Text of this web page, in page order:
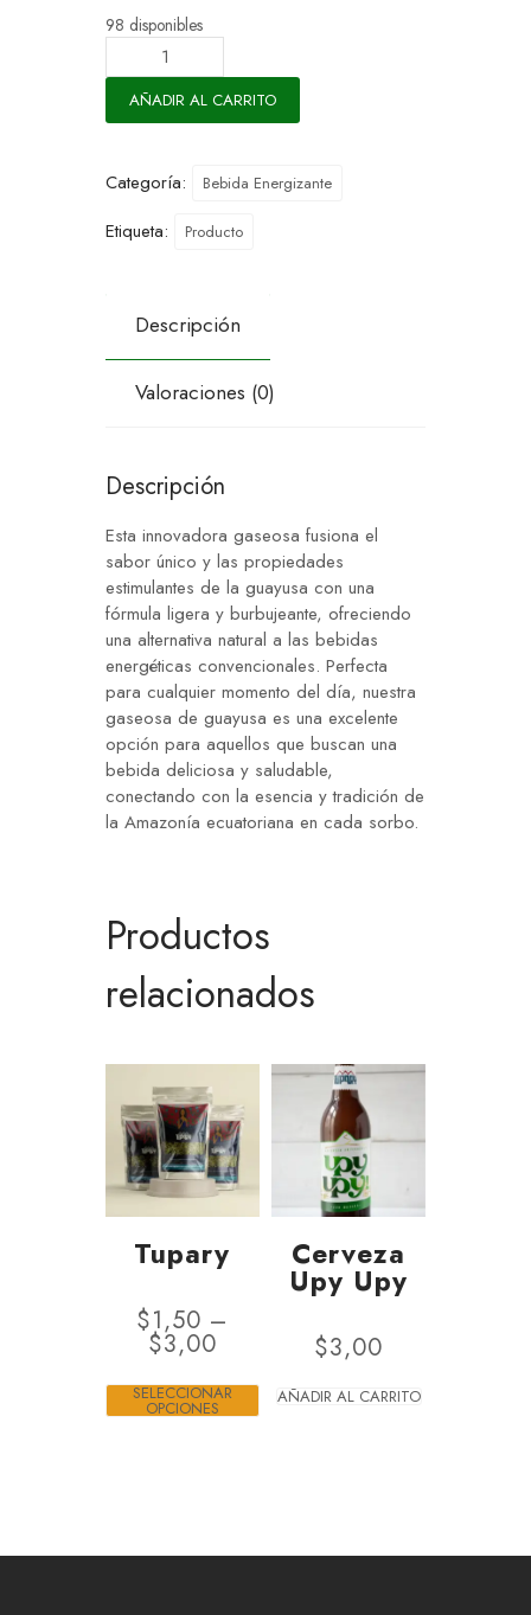
98 disponibles
AÑADIR AL CARRITO
Categoría: Bebida Energizante
Etiqueta: Producto
Descripción
Valoraciones (0)
Descripción
Esta innovadora gaseosa fusiona el
sabor único y las propiedades
estimulantes de la guayusa con una
fórmula ligera y burbujeante, ofreciendo
una alternativa natural a las bebidas
energéticas convencionales. Perfecta
para cualquier momento del día, nuestra
gaseosa de guayusa es una excelente
opción para aquellos que buscan una
bebida deliciosa y saludable,
conectando con la esencia y tradición de
la Amazonía ecuatoriana en cada sorbo.
Productos
relacionados
Tupary
$1,50 –
$3,00
SELECCIONAR
OPCIONES
Cerveza
Upy Upy
$3,00
AÑADIR AL CARRITO